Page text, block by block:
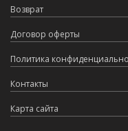
Возврат
Договор оферты
Политика
Контакты
Карта сайта